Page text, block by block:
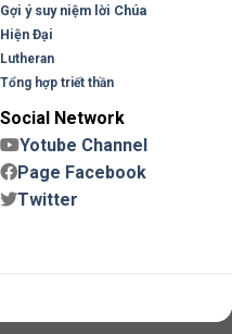
Gợi ý suy niệm lời Chúa
Hiện Đại
Lutheran
Tổng hợp triết thần
Social Network
Yotube Channel
Page Facebook
Twitter